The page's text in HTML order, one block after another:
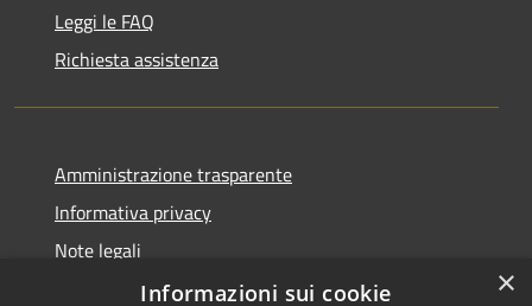
Leggi le FAQ
Richiesta assistenza
Amministrazione trasparente
Informativa privacy
Note legali
Dichiarazione di accessibilità
×
Informazioni sui cookie